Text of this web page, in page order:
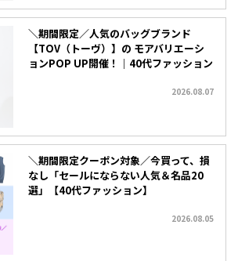
＼期間限定／人気のバッグブランド
【TOV（トーヴ）】の モアバリエーシ
ョンPOP UP開催！｜40代ファッション
2026.08.07
＼期間限定クーポン対象／今買って、損
なし「セールにならない人気＆名品20
選」【40代ファッション】
2026.08.05